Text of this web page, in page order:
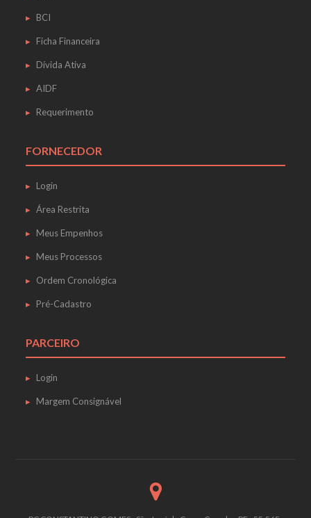
BCI
Ficha Financeira
Dívida Ativa
AIDF
Requerimento
FORNECEDOR
Login
Área Restrita
Meus Empenhos
Meus Processos
Ordem Cronológica
Pré-Cadastro
PARCEIRO
Login
Margem Consignável